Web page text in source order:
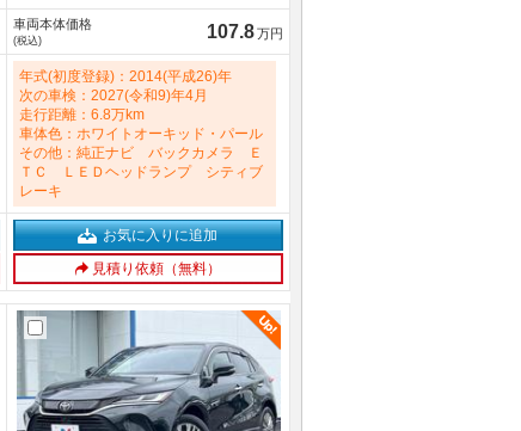
ミ 革巻きステアリング／パドルシフ
ト オートエアコン ドライブレコー
ダー フルセグ 禁煙車 1500cc
車両本体価格
(税込) 107.8万円
年式(初度登録)：2014(平成26)年
次の車検：2027(令和9)年4月
走行距離：6.8万km
車体色：ホワイトオーキッド・パール
その他：純正ナビ バックカメラ Ｅ
ＴＣ ＬＥＤヘッドランプ シティブ
レーキ
お気に入りに追加
見積り依頼（無料）